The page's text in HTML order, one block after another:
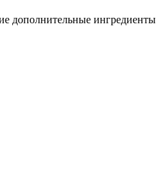
дополнительные ингредиенты